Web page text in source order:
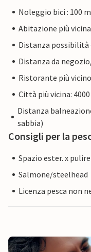
Noleggio bici : 100 m
Abitazione più
Distanza possibilità
Distanza da
Ristorante più
Città più vicina:
Distanza
sabbia)
Consigli per la
Spazio ester. x
Salmone/steelhead
Licenza pesca non